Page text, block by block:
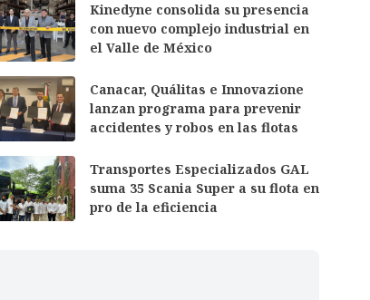
Kinedyne consolida su presencia
con nuevo complejo industrial en
el Valle de México
Canacar, Quálitas e Innovazione
lanzan programa para prevenir
accidentes y robos en las flotas
Transportes Especializados GAL
suma 35 Scania Super a su flota en
pro de la eficiencia